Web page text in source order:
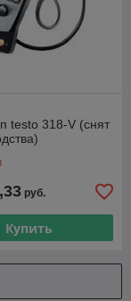
testo 318-V (снят
руб.
Купить